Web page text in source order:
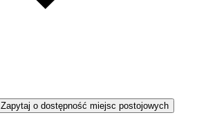
Zapytaj o dostępność miejsc postojowych